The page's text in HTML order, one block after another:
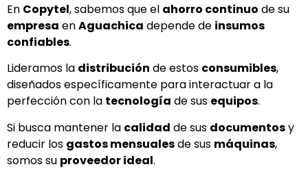
En Copytel, sabemos que el ahorro continuo de su
empresa enAguachica depende de insumos
confiables.
Lideramos la distribución de estos consumibles,
diseñados específicamente para interactuar a la
perfección con la tecnología de sus equipos.
Si busca mantener la calidad de sus documentosy
reducir los gastos mensualesde sus máquinas,
somos su proveedor ideal.